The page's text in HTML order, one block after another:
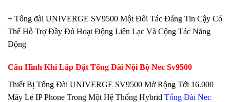
+ Tổng đài UNIVERGE SV9500 Một Đối Tác Đáng Tin Cậy Có
Thể Hỗ Trợ Đầy Đủ Hoạt Động Liên Lạc Và Cộng Tác Năng
Động
Cấu Hình Khi Lắp Đặt Tổng Đài Nội Bộ Nec Sv9500
Thiết Bị Tổng Đài UNIVERGE SV9500 Mở Rộng Tới 16.000
Máy Lẻ IP Phone Trong Một Hệ Thống Hybrid Tổng Đài Nec